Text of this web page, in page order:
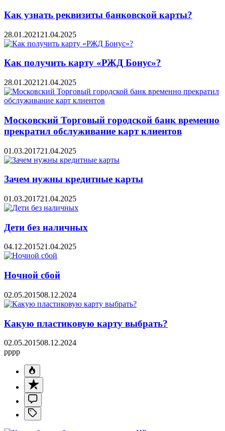
Как узнать реквизиты банковской карты?
28.01.2021 21.04.2025
Как получить карту «РЖД Бонус»?
28.01.2021 21.04.2025
Московский Торговый городской банк временно
прекратил обслуживание карт клиентов
01.03.201721.04.2025
Зачем нужны кредитные карты
01.03.201721.04.2025
Дети без наличных
04.12.201521.04.2025
Ночной сбой
02.05.201508.12.2024
Какую пластиковую карту выбрать?
02.05.201508.12.2024
pppp